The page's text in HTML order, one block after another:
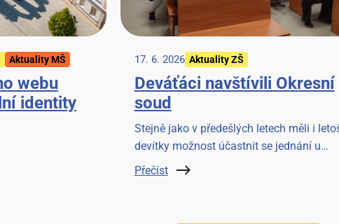
Aktuality MŠ
webu
identity
17. 6. 2026 Aktuality ZŠ
Deváťáci navštívili Okresní
soud
Stejně jako v předešlých letech měli i
devítky možnost účastnit se jednání u
Okresního soudu v Benešově. Věříme, že to
Přečíst